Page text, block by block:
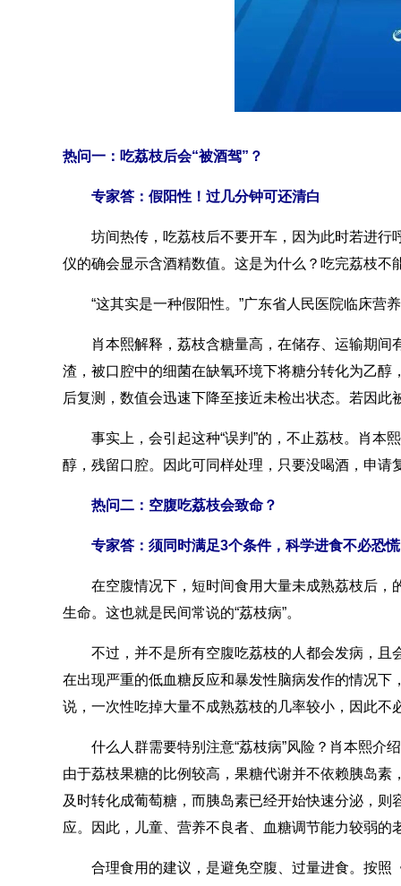
热问一：吃荔枝后会“被酒驾”？
专家答：假阳性！过几分钟可还清白
坊间热传，吃荔枝后不要开车，因为此时若进行呼
仪的确会显示含酒精数值。这是为什么？吃完荔枝不
“这其实是一种假阳性。”广东省人民医院临床营养
肖本熙解释，荔枝含糖量高，在储存、运输期间
渣，被口腔中的细菌在缺氧环境下将糖分转化为乙
后复测，数值会迅速下降至接近未检出状态。若因此
事实上，会引起这种“误判”的，不止荔枝。肖本
醇，残留口腔。因此可同样处理，只要没喝酒，申请
热问二：空腹吃荔枝会致命？
专家答：须同时满足3个条件，科学进食不必恐慌
在空腹情况下，短时间食用大量未成熟荔枝后，
生命。这也就是民间常说的“荔枝病”。
不过，并不是所有空腹吃荔枝的人都会发病，且
在出现严重的低血糖反应和暴发性脑病发作的情况
说，一次性吃掉大量不成熟荔枝的几率较小，因此不
什么人群需要特别注意“荔枝病”风险？肖本熙介
由于荔枝果糖的比例较高，果糖代谢并不依赖胰岛
及时转化成葡萄糖，而胰岛素已经开始快速分泌，
应。因此，儿童、营养不良者、血糖调节能力较弱
合理食用的建议，是避免空腹、过量进食。按照